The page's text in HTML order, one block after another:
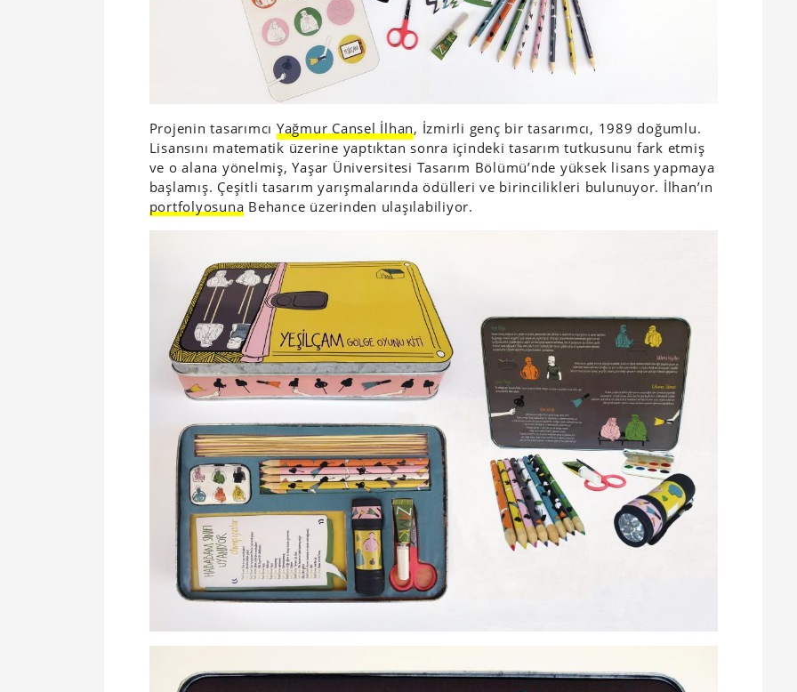
Projenin tasarımcı Yağmur Cansel İlhan, İzmirli genç bir tasarımcı, 1989 doğumlu.
Lisansını matematik üzerine yaptıktan sonra içindeki tasarım tutkusunu fark etmiş
ve o alana yönelmiş, Yaşar Üniversitesi Tasarım Bölümü’nde yüksek lisans yapmaya
başlamış. Çeşitli tasarım yarışmalarında ödülleri ve birincilikleri bulunuyor. İlhan’ın
portfolyosuna Behance üzerinden ulaşılabiliyor.